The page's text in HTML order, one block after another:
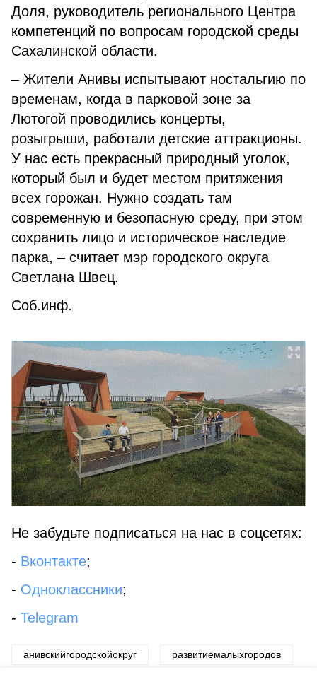
Доля, руководитель регионального Центра
компетенций по вопросам городской среды
Сахалинской области.
– Жители Анивы испытывают ностальгию по
временам, когда в парковой зоне за
Лютогой проводились концерты,
розыгрыши, работали детские аттракционы.
У нас есть прекрасный природный уголок,
который был и будет местом притяжения
всех горожан. Нужно создать там
современную и безопасную среду, при этом
сохранить лицо и историческое наследие
парка, – считает мэр городского округа
Светлана Швец.
Соб.инф.
Не забудьте подписаться на нас в соцсетях:
- Вконтакте;
- Одноклассники;
- Telegram
анивскийгородскойокруг развитиемалыхгородов